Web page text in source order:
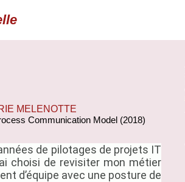
MELENOTTE
Communication Model (2018)
de pilotages de projets IT
choisi de revisiter mon métier
d’équipe avec une posture de